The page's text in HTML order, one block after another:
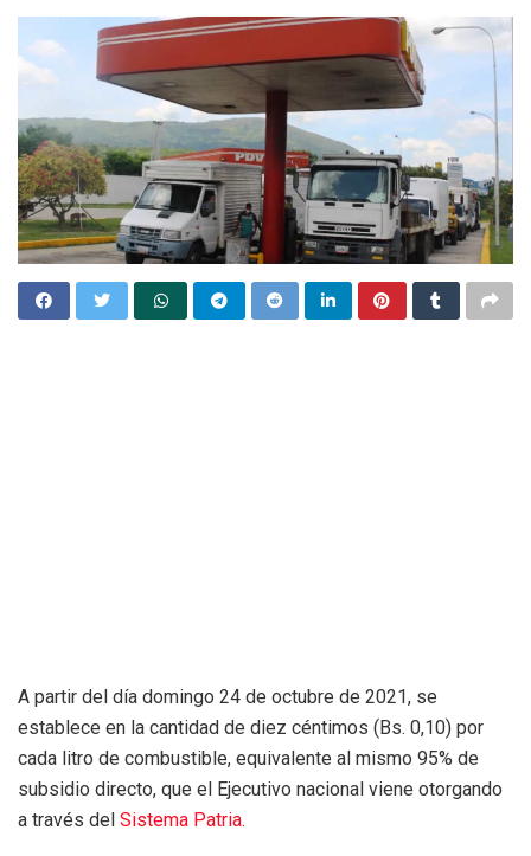
A partir del día domingo 24 de octubre de 2021, se
establece en la cantidad de diez céntimos (Bs. 0,10) por
cada litro de combustible, equivalente al mismo 95% de
subsidio directo, que el Ejecutivo nacional viene otorgando
a través del Sistema Patria.